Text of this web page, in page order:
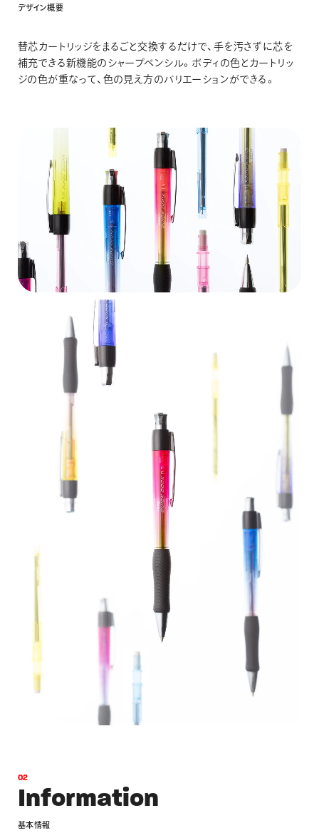
デザイン概要
替芯カートリッジをまるごと交換するだけで、手を汚さずに芯を
補充できる新機能のシャープペンシル。ボディの色とカートリッ
ジの色が重なって、色の見え方のバリエーションができる。
02
Information
基本情報